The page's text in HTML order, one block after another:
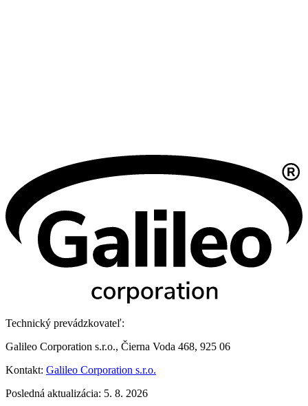
Technický prevádzkovateľ:
Galileo Corporation s.r.o., Čierna Voda 468, 925 06
Kontakt: Galileo Corporation s.r.o.
Posledná aktualizácia: 5. 8. 2026